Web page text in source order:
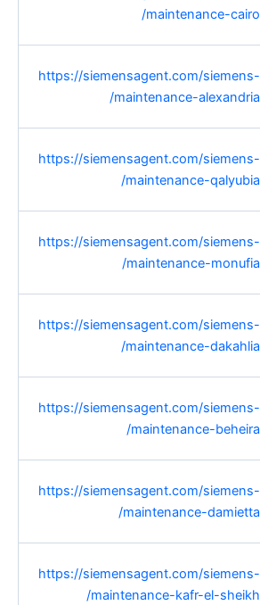
maintenance-cairo/
https://siemensagent.com/siemens-
maintenance-alexandria/
https://siemensagent.com/siemens-
maintenance-qalyubia/
https://siemensagent.com/siemens-
maintenance-monufia/
https://siemensagent.com/siemens-
maintenance-dakahlia/
https://siemensagent.com/siemens-
maintenance-beheira/
https://siemensagent.com/siemens-
maintenance-damietta/
https://siemensagent.com/siemens-
maintenance-kafr-el-sheikh/